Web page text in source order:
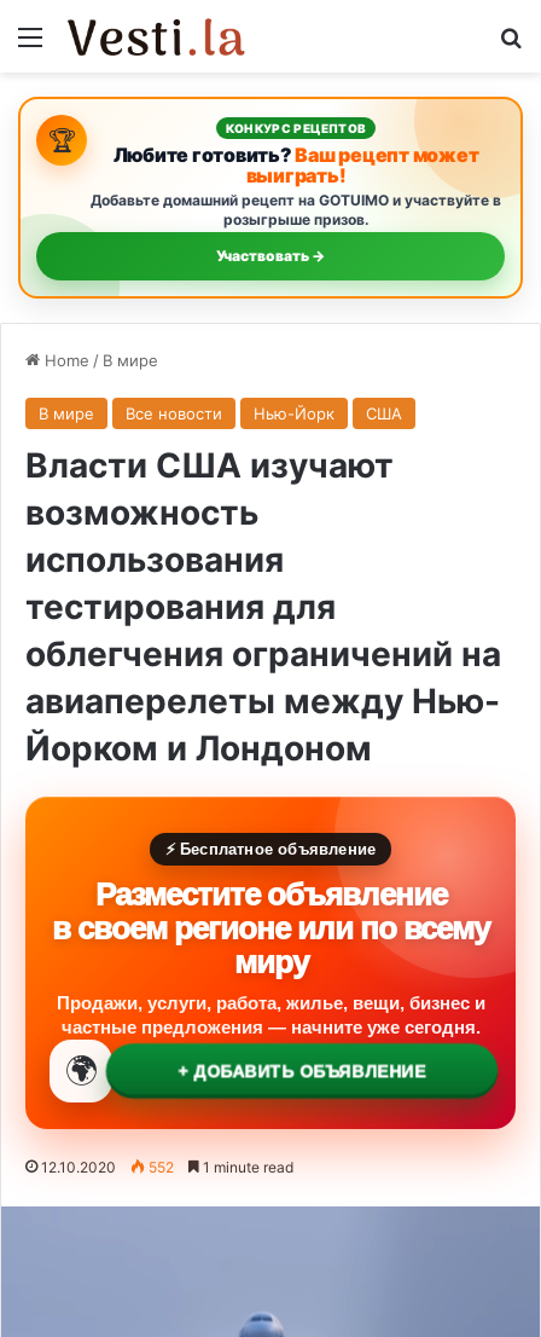
Menu
🏆 КОНКУРС РЕЦЕПТОВ
Любите готовить?Ваш рецепт может
выиграть!
Добавьте домашний рецепт на GOTUIMO и участвуйте в
розыгрыше призов.
Участвовать →
Home / В мире
В мире Все новости Нью-Йорк США
Власти США изучают
возможность
использования
тестирования для
облегчения ограничений на
авиаперелеты между Нью-
Йорком и Лондоном
⚡ Бесплатное объявление
Разместите объявление
в своем регионе или по всему
миру
Продажи, услуги, работа, жилье, вещи, бизнес и
частные предложения — начните уже сегодня.
🌍 + ДОБАВИТЬ ОБЪЯВЛЕНИЕ
12.10.2020 552 1 minute read